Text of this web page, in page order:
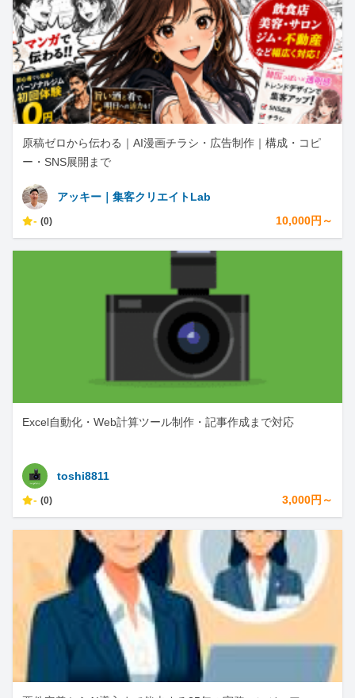
原稿ゼロから伝わる｜AI漫画チラシ・広告制作｜構成・コピ
ー・SNS展開まで
アッキー｜集客クリエイトLab
- (0) 10,000円～
Excel自動化・Web計算ツール制作・記事作成まで対応
toshi8811
- (0) 3,000円～